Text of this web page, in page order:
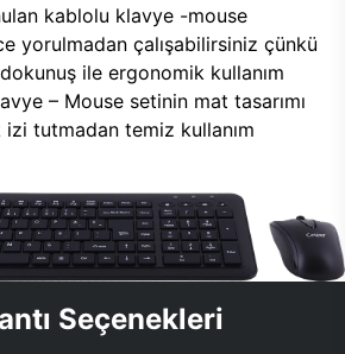
kablolu klavye -mouse
yorulmadan çalışabilirsiniz çünkü
ile ergonomik kullanım
– Mouse setinin mat tasarımı
tutmadan temiz kullanım
Seçenekleri